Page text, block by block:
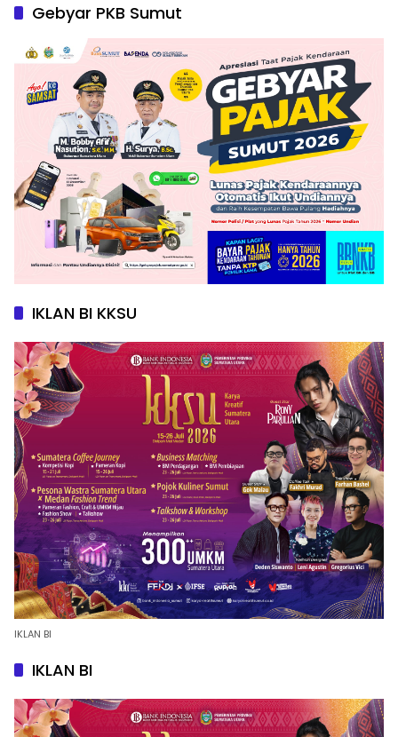
Gebyar PKB Sumut
IKLAN BI KKSU
IKLAN BI
IKLAN BI